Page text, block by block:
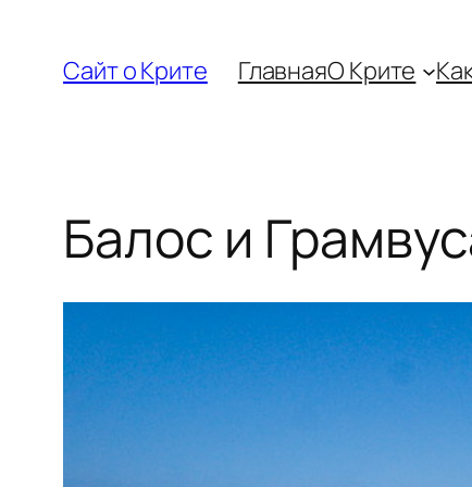
содержимому
Сайт о Крите ГлавнаяО Крите
Балос и